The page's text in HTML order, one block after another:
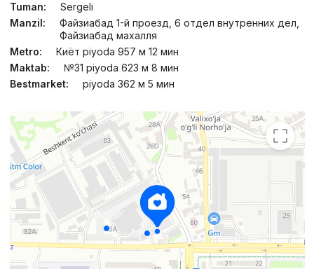
Tuman:
Sergeli
Manzil:
Файзиабад 1-й проезд, 6 отдел внутренних дел,
Файзиабад махалля
Metro:
Киёт piyoda 957 м 12 мин
Maktab:
№31 piyoda 623 м 8 мин
Bestmarket:
piyoda 362 м 5 мин